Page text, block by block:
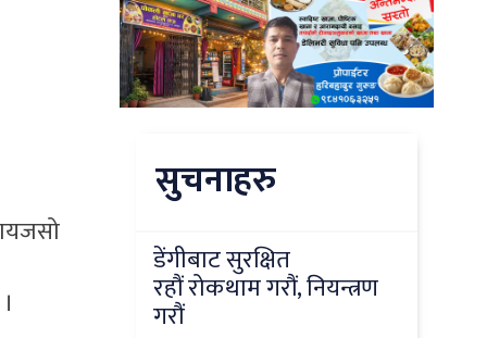
सुचनाहरु
डेंगीबाट सुरक्षित
रहौं रोकथाम गरौं, नियन्त्रण
गरौं